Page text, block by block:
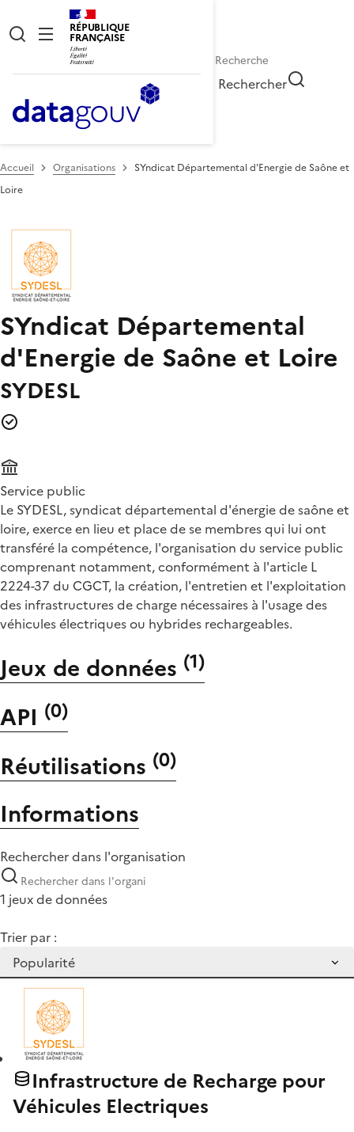
RÉPUBLIQUE
FRANÇAISE
Rechercher
Accueil Organisations
SYndicat Départemental d'Energie de Saône et
Loire
SYndicat Départemental
d'Energie de Saône et Loire
SYDESL
Service public
Le SYDESL, syndicat départemental d'énergie de saône et
loire, exerce en lieu et place de se membres qui lui ont
transféré la compétence, l'organisation du service public
comprenant notamment, conformément à l'article L
2224-37 du CGCT, la création, l'entretien et l'exploitation
des infrastructures de charge nécessaires à l'usage des
véhicules électriques ou hybrides rechargeables.
Jeux de données (1)
API (0)
Réutilisations (0)
Informations
Rechercher dans l'organisation
1 jeux de données
Trier par :
Infrastructure de Recharge pour
Véhicules Electriques